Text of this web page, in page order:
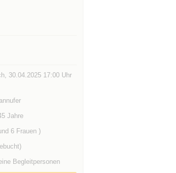
30.04.2025 17:00 Uhr
Jahre
6 Frauen )
Begleitpersonen